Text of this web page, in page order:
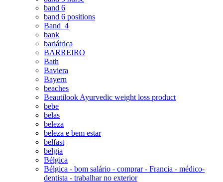
band 6
band 6 positions
Band_4
bank
bariátrica
BARREIRO
Bath
Baviera
Bayern
beaches
Beautilook Ayurvedic weight loss product
bebe
belas
beleza
beleza e bem estar
belfast
belgia
Bélgica
Bélgica - bom salário - comprar - Francia - médico-
dentista - trabalhar no exterior